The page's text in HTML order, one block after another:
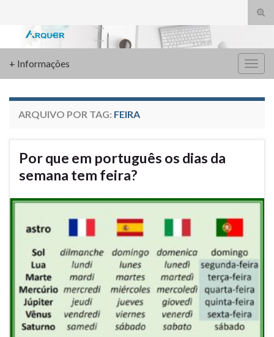
Search for:
+ Informações
ARQUIVO POR TAG: FEIRA
Por que em português os dias da
semana tem feira?